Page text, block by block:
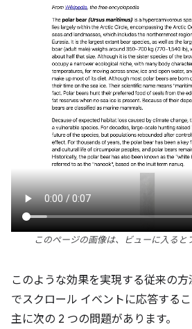
このページの画像は、ビューに入ると
このような効果を実現する従来の方
でスクロール イベントに応答するこ
主に次の 2 つの問題があります。